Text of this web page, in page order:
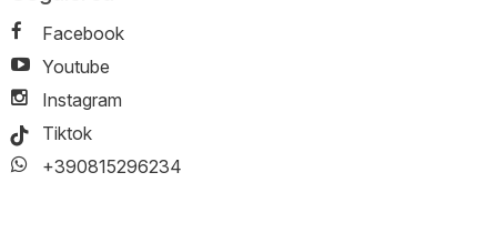
Facebook
Youtube
Instagram
Tiktok
+390815296234